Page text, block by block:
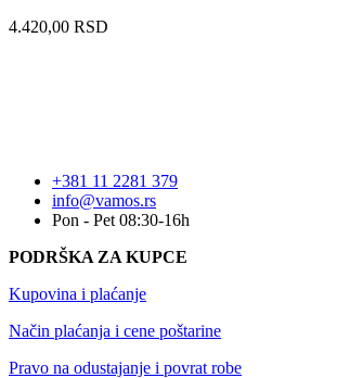
4.420,00 RSD
+381 11 2281 379
info@vamos.rs
Pon - Pet 08:30-16h
PODRŠKA ZA KUPCE
Kupovina i plaćanje
Način plaćanja i cene poštarine
Pravo na odustajanje i povrat robe